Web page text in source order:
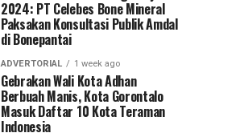
2024: PT Celebes Bone Mineral
Paksakan Konsultasi Publik Amdal
di Bonepantai
ADVERTORIAL 1 week ago
Gebrakan Wali Kota Adhan
Berbuah Manis, Kota Gorontalo
Masuk Daftar 10 Kota Teraman
Indonesia